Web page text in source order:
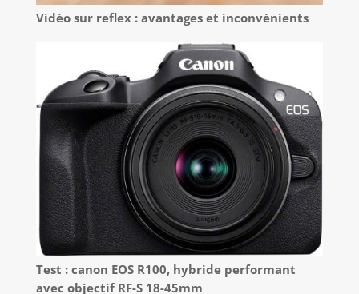
Vidéo sur reflex : avantages et inconvénients
Test : canon EOS R100, hybride performant
avec objectif RF-S 18-45mm